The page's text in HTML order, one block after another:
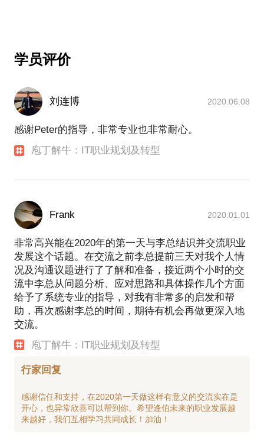
学员评价
刘连博 2020.06.08
感谢Peter的指导，非常专业也非常耐心。
庖丁解牛：IT职业规划及转型
Frank 2020.01.01
非常高兴能在2020年的第一天与李总结识并交流职业
发展这个话题。在交流之前李总提前三天对我个人情
况及沟通议题进行了了解和准备，接近两个小时的交
流中李总从问题分析、应对思路和具体操作几个方面
给予了系统专业的指导，对我有非常多的启发和帮
助，再次感谢李总的时间，期待有机会再做更深入地
交流。
庖丁解牛：IT职业规划及转型
行家回复
感谢信任和支持，在2020第一天做这样有意义的交流实在是
开心，也异常欣喜可以帮到你。希望逢伯未来的职业发展越